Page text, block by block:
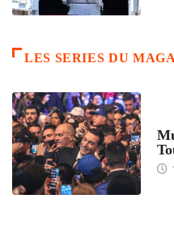
LES SERIES DU